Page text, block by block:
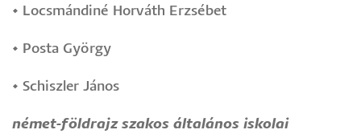
• Locsmándiné Horváth Erzsébet
• Posta György
• Schiszler János
német-földrajz szakos általános iskolai